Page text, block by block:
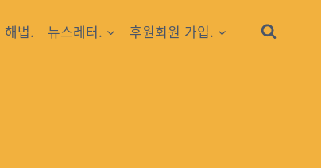
해법. 뉴스레터. 후원회원 가입.